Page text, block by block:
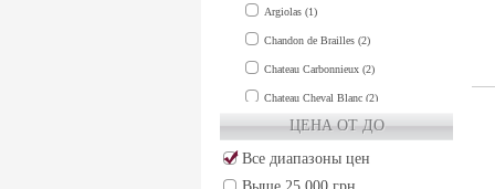
Argiolas (1)
Chandon de Brailles (2)
Chateau Carbonnieux (2)
Chateau Cheval Blanc (2)
Chateau Clinet (1)
Chateau Cos d'Estournel (1)
Chateau de Fieuzal (1)
ЦЕНА ОТ ДО
Все диапазоны цен